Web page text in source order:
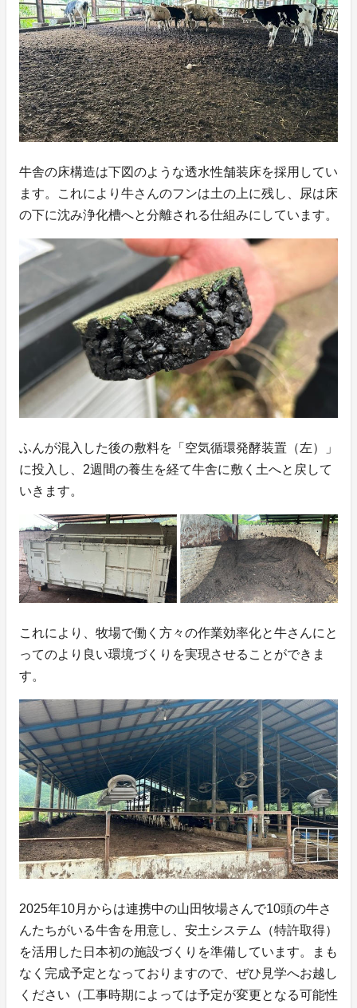
牛舎の床構造は下図のような透水性舗装床を採用してい
ます。これにより牛さんのフンは土の上に残し、尿は床
の下に沈み浄化槽へと分離される仕組みにしています。
ふんが混入した後の敷料を「空気循環発酵装置（左）」
に投入し、2週間の養生を経て牛舎に敷く土へと戻して
いきます。
これにより、牧場で働く方々の作業効率化と牛さんにと
ってのより良い環境づくりを実現させることができま
す。
2025年10月からは連携中の山田牧場さんで10頭の牛さ
んたちがいる牛舎を用意し、安土システム（特許取得）
を活用した日本初の施設づくりを準備しています。まも
なく完成予定となっておりますので、ぜひ見学へお越し
ください（工事時期によっては予定が変更となる可能性